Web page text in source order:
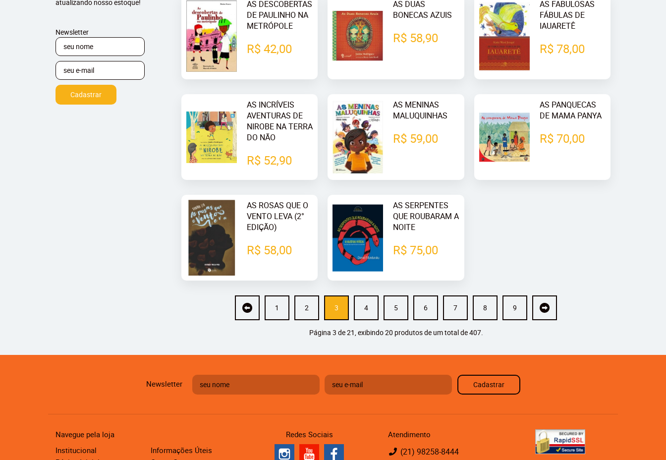
atualizando nosso estoque!
Newsletter
Cadastrar
AS DESCOBERTAS
DE PAULINHO NA
METRÓPOLE
R$ 42,00
AS DUAS
BONECAS AZUIS
R$ 58,90
AS FABULOSAS
FÁBULAS DE
IAUARETÊ
R$ 78,00
AS INCRÍVEIS
AVENTURAS DE
NIROBE NA TERRA
DO NÃO
R$ 52,90
AS MENINAS
MALUQUINHAS
R$ 59,00
AS PANQUECAS
DE MAMA PANYA
R$ 70,00
AS ROSAS QUE O
VENTO LEVA (2°
EDIÇÃO)
R$ 58,00
AS SERPENTES
QUE ROUBARAM A
NOITE
R$ 75,00
1 2 3 4 5 6 7 8 9
Página 3 de 21, exibindo 20 produtos de um total de 407.
Newsletter Cadastrar
Navegue pela loja
Institucional
Informações Úteis
Redes Sociais Atendimento
(21) 98258-8444